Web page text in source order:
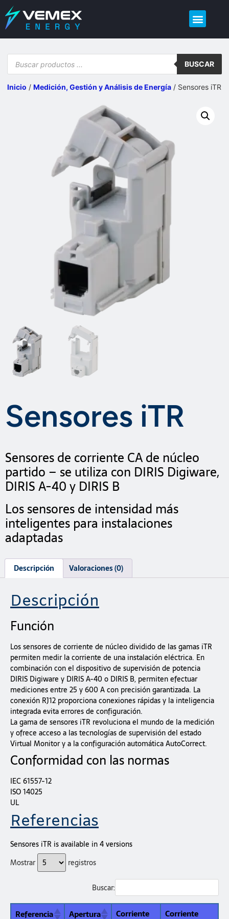
BUSCAR
Inicio / Medición, Gestión y Análisis de Energía / Sensores iTR
Sensores iTR
Sensores de corriente CA de núcleo
partido – se utiliza con DIRIS Digiware,
DIRIS A-40 y DIRIS B
Los sensores de intensidad más
inteligentes para instalaciones
adaptadas
Descripción Valoraciones (0)
Descripción
Función
Los sensores de corriente de núcleo dividido de las gamas iTR
permiten medir la corriente de una instalación eléctrica. En
combinación con el dispositivo de supervisión de potencia
DIRIS Digiware y DIRIS A-40 o DIRIS B, permiten efectuar
mediciones entre 25 y 600 A con precisión garantizada. La
conexión RJ12 proporciona conexiones rápidas y la inteligencia
integrada evita errores de configuración.
La gama de sensores iTR revoluciona el mundo de la medición
y ofrece acceso a las tecnologías de supervisión del estado
Virtual Monitor y a la configuración automática AutoCorrect.
Conformidad con las normas
IEC 61557-12
ISO 14025
UL
Referencias
Sensores iTR is available in 4 versions
Mostrar
registros
Buscar:
Referencia Apertura
Corriente
Corriente